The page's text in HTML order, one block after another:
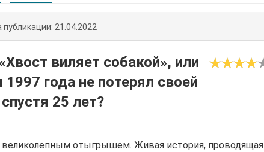
публикации: 21.04.2022
виляет собакой», или
года не потерял своей
25 лет?
отыгрышем. Живая история, проводящая